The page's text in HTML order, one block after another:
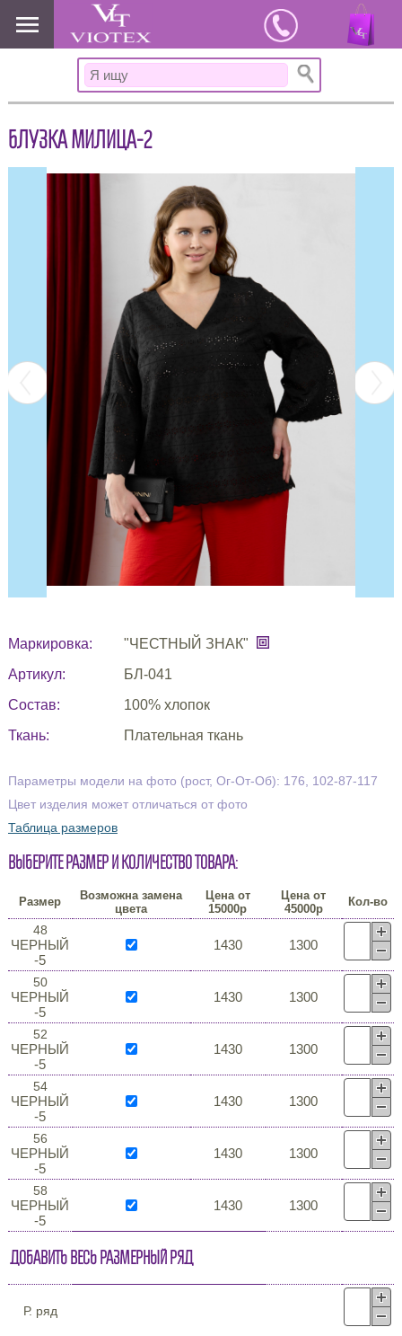
www.viotex37.ru
БЛУЗКА МИЛИЦА-2
Маркировка:
"ЧЕСТНЫЙ ЗНАК"
Артикул:
БЛ-041
Состав:
100% хлопок
Ткань:
Плательная ткань
Параметры модели на фото (рост, Ог-От-Об): 176, 102-87-117
Цвет изделия может отличаться от фото
Таблица размеров
Выберите размер и количество товара:
Размер
Возможна замена
цвета
Цена от
15000р
Цена от
45000р
Кол-во
48
ЧЕРНЫЙ
-5
1430 1300
50
ЧЕРНЫЙ
-5
1430 1300
52
ЧЕРНЫЙ
-5
1430 1300
54
ЧЕРНЫЙ
-5
1430 1300
56
ЧЕРНЫЙ
-5
1430 1300
58
ЧЕРНЫЙ
-5
1430 1300
Добавить весь размерный ряд
Р. ряд